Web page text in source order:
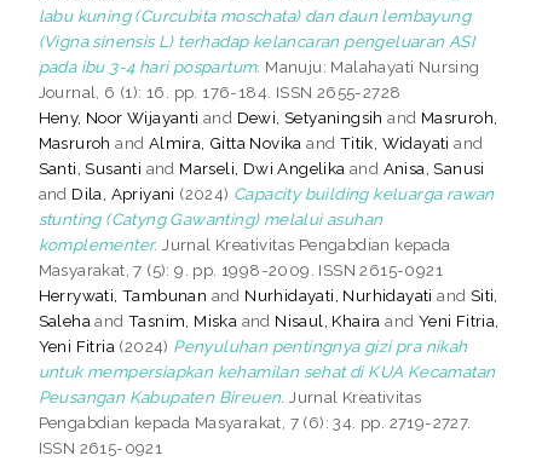
labu kuning (Curcubita moschata) dan daun lembayung
(Vigna sinensis L) terhadap kelancaran pengeluaran ASI
pada ibu 3-4 hari pospartum. Manuju: Malahayati Nursing
Journal, 6 (1): 16. pp. 176-184. ISSN 2655-2728
Heny, Noor Wijayanti and Dewi, Setyaningsih and Masruroh,
Masruroh and Almira, Gitta Novika and Titik, Widayati and
Santi, Susanti and Marseli, Dwi Angelika and Anisa, Sanusi
and Dila, Apriyani (2024) Capacity building keluarga rawan
stunting (Catyng Gawanting) melalui asuhan
komplementer. Jurnal Kreativitas Pengabdian kepada
Masyarakat, 7 (5): 9. pp. 1998-2009. ISSN 2615-0921
Herrywati, Tambunan and Nurhidayati, Nurhidayati and Siti,
Saleha andTasnim, Miska and Nisaul, Khaira and Yeni Fitria,
Yeni Fitria (2024) Penyuluhan pentingnya gizi pra nikah
untuk mempersiapkan kehamilan sehat di KUA Kecamatan
Peusangan Kabupaten Bireuen. Jurnal Kreativitas
Pengabdian kepada Masyarakat, 7 (6): 34. pp. 2719-2727.
ISSN 2615-0921